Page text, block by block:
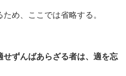
め、ここでは省略する。
ずんばあらざる者は、適を忘